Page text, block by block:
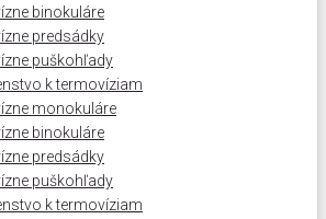
binokuláre
predsádky
puškohľady
k termovíziam
monokuláre
binokuláre
predsádky
puškohľady
k termovíziam